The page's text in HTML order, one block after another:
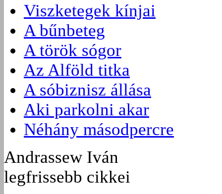
Viszketegek kínjai
A bűnbeteg
A török sógor
Az Alföld titka
A sóbiznisz állása
Aki parkolni akar
Néhány másodpercre
Andrassew Iván
legfrissebb cikkei